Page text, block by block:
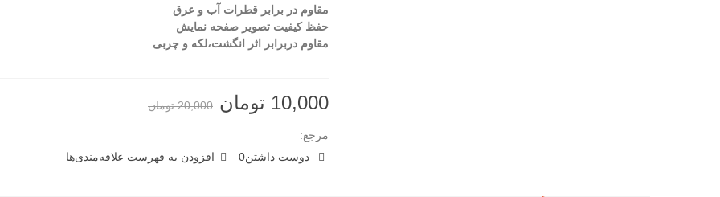
مقاوم در برابر قطرات آب و عرق
حفظ کیفیت تصویر صفحه نمایش
مقاوم دربرابر اثر انگشت،لکه و چربی
10,000 تومان 20,000 تومان
مرجع:
دوست داشتن0 افزودن به فهرست علاقه‌مندی‌ها